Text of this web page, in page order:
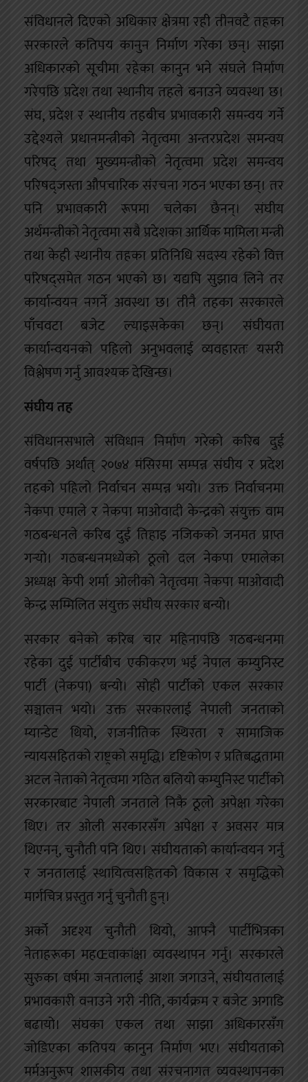
संविधानले दिएको अधिकार क्षेत्रमा रही तीनवटै तहका
सरकारले कतिपय कानुन निर्माण गरेका छन्। साझा
अधिकारको सूचीमा रहेका कानुन भने संघले निर्माण
गरेपछि प्रदेश तथा स्थानीय तहले बनाउने व्यवस्था छ।
संघ, प्रदेश र स्थानीय तहबीच प्रभावकारी समन्वय गर्ने
उद्देश्यले प्रधानमन्त्रीको नेतृत्वमा अन्तरप्रदेश समन्वय
परिषद् तथा मुख्यमन्त्रीको नेतृत्वमा प्रदेश समन्वय
परिषद्जस्ता औपचारिक संरचना गठन भएका छन्। तर
पनि प्रभावकारी रूपमा चलेका छैनन्। संघीय
अर्थमन्त्रीको नेतृत्वमा सबै प्रदेशका आर्थिक मामिला मन्त्री
तथा केही स्थानीय तहका प्रतिनिधि सदस्य रहेको वित्त
परिषद्समेत गठन भएको छ। यद्यपि सुझाव लिने तर
कार्यान्वयन नगर्ने अवस्था छ। तीनै तहका सरकारले
पाँचवटा बजेट ल्याइसकेका छन्। संघीयता
कार्यान्वयनको पहिलो अनुभवलाई व्यवहारतः यसरी
विश्लेषण गर्नु आवश्यक देखिन्छ।
संघीय तह
संविधानसभाले संविधान निर्माण गरेको करिब दुई
वर्षपछि अर्थात् २०७४ मंसिरमा सम्पन्न संघीय र प्रदेश
तहको पहिलो निर्वाचन सम्पन्न भयो। उक्त निर्वाचनमा
नेकपा एमाले र नेकपा माओवादी केन्द्रको संयुक्त वाम
गठबन्धनले करिब दुई तिहाइ नजिकको जनमत प्राप्त
गर्‍यो। गठबन्धनमध्येको ठूलो दल नेकपा एमालेका
अध्यक्ष केपी शर्मा ओलीको नेतृत्वमा नेकपा माओवादी
केन्द्र सम्मिलित संयुक्त संघीय सरकार बन्यो।
सरकार बनेको करिब चार महिनापछि गठबन्धनमा
रहेका दुई पार्टीबीच एकीकरण भई नेपाल कम्युनिस्ट
पार्टी (नेकपा) बन्यो। सोही पार्टीको एकल सरकार
सञ्चालन भयो। उक्त सरकारलाई नेपाली जनताको
म्यान्डेट थियो, राजनीतिक स्थिरता र सामाजिक
न्यायसहितको राष्ट्रको समृद्धि। दृष्टिकोण र प्रतिबद्धतामा
अटल नेताको नेतृत्वमा गठित बलियो कम्युनिस्ट पार्टीको
सरकारबाट नेपाली जनताले निकै ठूलो अपेक्षा गरेका
थिए। तर ओली सरकारसँग अपेक्षा र अवसर मात्र
थिएनन्, चुनौती पनि थिए। संघीयताको कार्यान्वयन गर्नु
र जनतालाई स्थायित्वसहितको विकास र समृद्धिको
मार्गचित्र प्रस्तुत गर्नु चुनौती हुन्।
अर्को अदृश्य चुनौती थियो, आफ्नै पार्टीभित्रका
नेताहरूका महŒवाकांक्षा व्यवस्थापन गर्नु। सरकारले
सुरुका वर्षमा जनतालाई आशा जगाउने, संघीयतालाई
प्रभावकारी वनाउने गरी नीति, कार्यक्रम र बजेट अगाडि
बढायो। संघका एकल तथा साझा अधिकारसँग
जोडिएका कतिपय कानुन निर्माण भए। संघीयताको
मर्मअनुरूप शासकीय तथा संरचनागत व्यवस्थापनका